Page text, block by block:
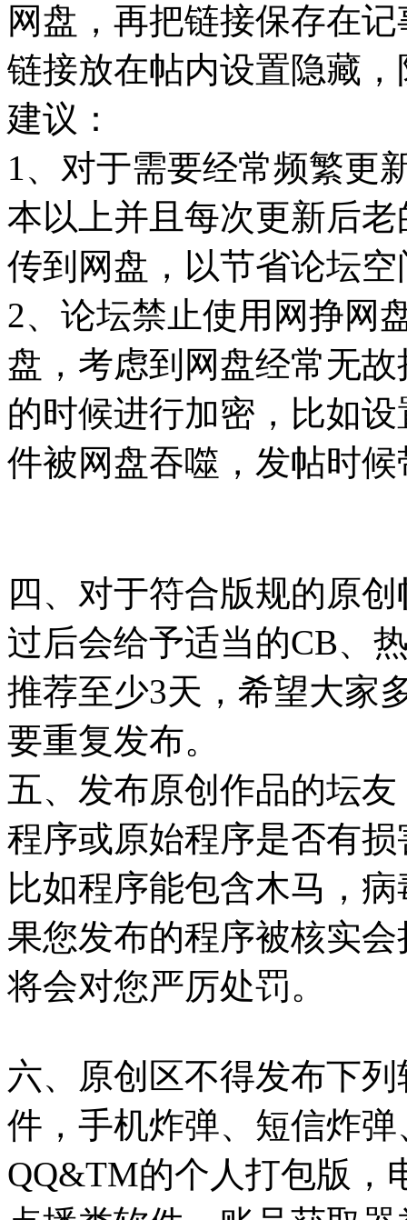
网盘，再把链接保存在
链接放在帖内设置隐藏
建议：
1、对于需要经常频繁更
本以上并且每次更新后
传到网盘，以节省论坛空
2、论坛禁止使用网挣网
盘，考虑到网盘经常无
的时候进行加密，比如
件被网盘吞噬，发帖时
四、对于符合版规的原
过后会给予适当的CB、
推荐至少3天，希望大家
要重复发布。
五、发布原创作品的坛
程序或原始程序是否有
比如程序能包含木马，
果您发布的程序被核实
将会对您严厉处罚。
六、原创区不得发布下
件，手机炸弹、短信炸
QQ&TM的个人打包版，